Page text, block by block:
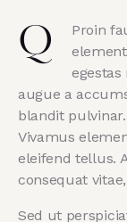
Q
Proin
augue a
blandit
Vivamus
eleifend tellus.
consequat
Sed ut